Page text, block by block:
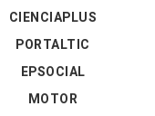
CIENCIAPLUS
PORTALTIC
EPSOCIAL
MOTOR